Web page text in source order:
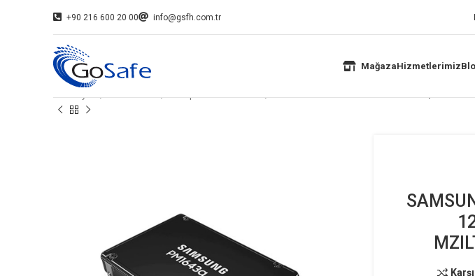
+90 216 600 20 00 info@gsfh.com.tr
MağazaHizmetlerimiz
Ana Sayfa SSD Diskler Enterprise SSD Diskler SAMSUNG PM1643a 15.36TB 12Gb/s SAS